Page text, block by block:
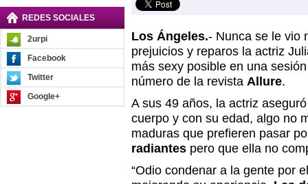
REDES SOCIALES
2urpi
Facebook
Twitter
Google+
Los Ángeles.- Nunca se le vio
prejuicios y reparos la actriz
más sexy posible en una
número de la revista Allure.
A sus 49 años, la actriz
cuerpo y con su edad, algo no
maduras que prefieren pasar
radiantes pero que ella no
“Odio condenar a la gente por